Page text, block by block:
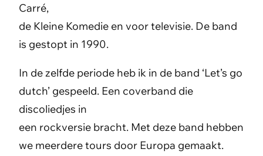
Carré,
de Kleine Komedie en voor televisie. De band
is gestopt in 1990.
In de zelfde periode heb ik in de band ‘Let’s go
dutch’ gespeeld. Een coverband die
discoliedjes in
een rockversie bracht. Met deze band hebben
we meerdere tours door Europa gemaakt.